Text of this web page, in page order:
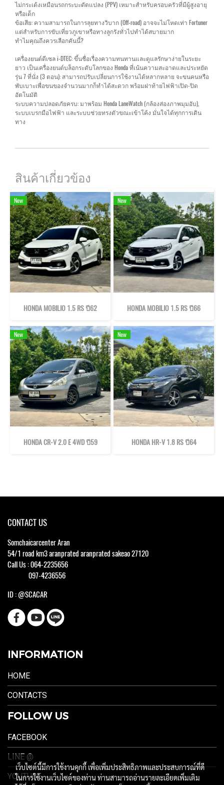
ไม่กระเด้งเหมือนรถกระบะดัดแปลง (PPV) เหมาะสำหรับครอบครัวที่มีผู้สูงอายุ
หรือเด็ก
ข้อเสีย: ความสามารถในการลุยทางวิบาก (Off-road) อาจจะไม่โหดเท่า Fortuner
แต่สำหรับการขับเที่ยวภูเขาหรือทางลูกรังทั่วไปทำได้สบายมาก
ทำไมคุณถึงควรเลือกคันนี้?
เครื่องยนต์ดีเซล i-DTEC: ขึ้นชื่อเรื่องความทนทานและดูแลรักษาง่ายในระยะ
ยาว เป็นเครื่องยนต์บล็อกระดับโลกของ Honda ที่เน้นความสะอาดและประหยัด
รุ่น 7 ที่นั่ง (3 ตอน): สามารถปรับเปลี่ยนการใช้งานได้หลากหลาย จะขนคนหรือ
พับเบาะเพื่อขนของจำนวนมากก็ทำได้สะดวก พร้อมฝาท้ายไฟฟ้าเปิด-ปิด
อัตโนมัติ
ระบบความปลอดภัยครบ: มาพร้อม Honda LaneWatch (กล้องส่องภาพมุมอับ),
ระบบเบรกมือไฟฟ้า และระบบช่วยทรงตัวขณะเข้าโค้ง มั่นใจได้ทุกการเดิน
ทาง
สินค้าเกี่ยวข้อง
New
HONDA MOBILIO 1.5 RS ปี62
New
HONDA MOBILIO 1.5 RS ปี66
New
HONDA CR-V 2.0 E 4WD ปี59
New
HONDA HR-V 1.8 RS ปี64
CONTACT US
Somchaicarcenter Aran
54/1 road km3 aranprated aranprated sakeao 27120
Call Us : 064-2235656
097-4236556
ID : @SCACAR
INFORMATION
HOME
CONTACTS
FOLLOW US
FACEBOOK
LINE @
YOUTUBE
เว็บไซต์นี้มีการใช้งานคุกกี้ เพื่อเพิ่มประสิทธิภาพและประสบการณ์ที่ดี
ในการใช้งานเว็บไซต์ของท่าน ท่านสามารถอ่านรายละเอียดเพิ่มเติม